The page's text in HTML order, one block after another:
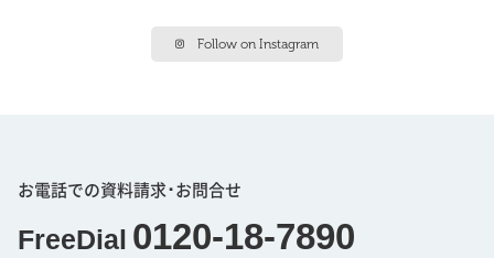
Follow on Instagram
お電話での資料請求･お問合せ
FreeDial 0120-18-7890